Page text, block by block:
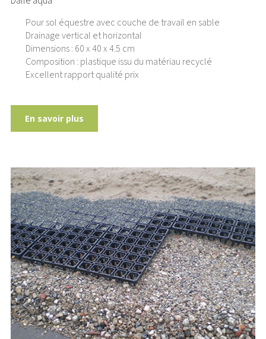
Pour sol équestre avec couche de travail en sable
Drainage vertical et horizontal
Dimensions : 60 x 40 x 4.5 cm
Composition : plastique issu du matériau recyclé
Excellent rapport qualité prix
En savoir plus